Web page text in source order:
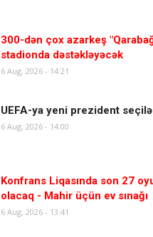
300-dən çox azarkeş
stadionda dəstəkləyəcək
6 Aug, 2026 - 14:21
UEFA-ya yeni prezident
6 Aug, 2026 - 14:00
Konfrans Liqasında son 27
olacaq - Mahir üçün ev sınağı
6 Aug, 2026 - 13:41